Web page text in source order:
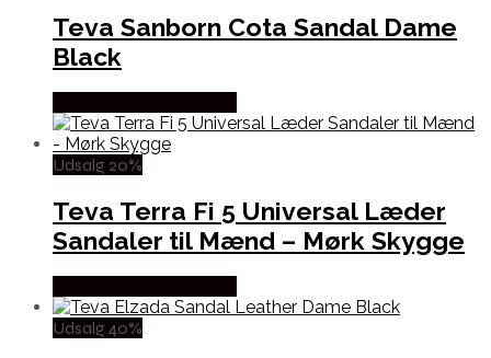
Teva Sanborn Cota Sandal Dame
Black
Udsalg 20%
Teva Terra Fi 5 Universal Læder
Sandaler til Mænd – Mørk Skygge
Udsalg 40%